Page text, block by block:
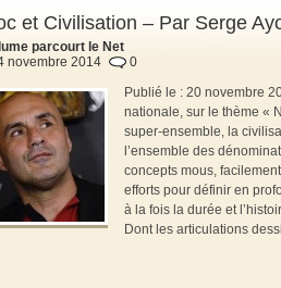
et Civilisation – Par Serge
parcourt le Net
novembre 2014
0
Publié le : 20 novembre
nationale, sur le thème «
super-ensemble, la
l’ensemble des
concepts mous,
efforts pour définir en
à la fois la durée et
Dont les articulations